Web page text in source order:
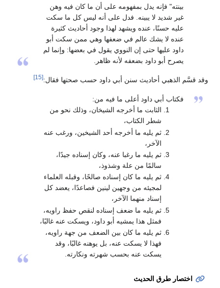
بينته" فإنه يدل بمفهومه على أن ما كان فيه وهن
غير شديد لا يبينه. فدل على أنه ليس كل ما سكت
عليه حسنًا، عنده ويشهد لهذا وجود أحاديث كثيرة
عنده لا يشك عالم في ضعفها وهي ممن سكت أبو
داود عليها حتى إن النووي يقول في بعضها: وإنما لم
يصرح أبو داود بضعفه لأنه ظاهر.
وقد قسَّم الذهبي أحاديث سنن أبي داود حسب صحتها فقال:[15]
فكتاب أبي داود أعلى ما فيه من:
الثابت ما أخرجه الشيخان، وذلك نحو من
شطر الكتاب،
ثم يليه ما أخرجه أحد الشيخين، ورغب عنه
الآخر،
ثم يليه ما رغبا عنه، وكان إسناده جيدًا،
سالمًا من علة وشذوذ،
ثم يليه ما كان إسناده صالحًا، وقبله العلماء
لمجيئه من وجهين لينين فصاعدًا، يعضد كل
إسناد منهما الآخر،
ثم يليه ما ضعف إسناده لنقص حفظ راويه،
فمثل هذا يمشيه أبو داود، ويسكت عنه غالبًا،
ثم يليه ما كان بين الضعف من جهة راويه،
فهذا لا يسكت عنه، بل يوهنه غالبًا، وقد
يسكت عنه بحسب شهرته ونكارته.
اختصار طرق الحديث